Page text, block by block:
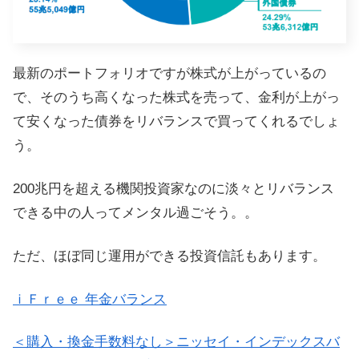
最新のポートフォリオですが株式が上がっているの
で、そのうち高くなった株式を売って、金利が上がっ
て安くなった債券をリバランスで買ってくれるでしょ
う。
200兆円を超える機関投資家なのに淡々とリバランス
できる中の人ってメンタル過ごそう。。
ただ、ほぼ同じ運用ができる投資信託もあります。
ｉＦｒｅｅ 年金バランス
＜購入・換金手数料なし＞ニッセイ・インデックスバ